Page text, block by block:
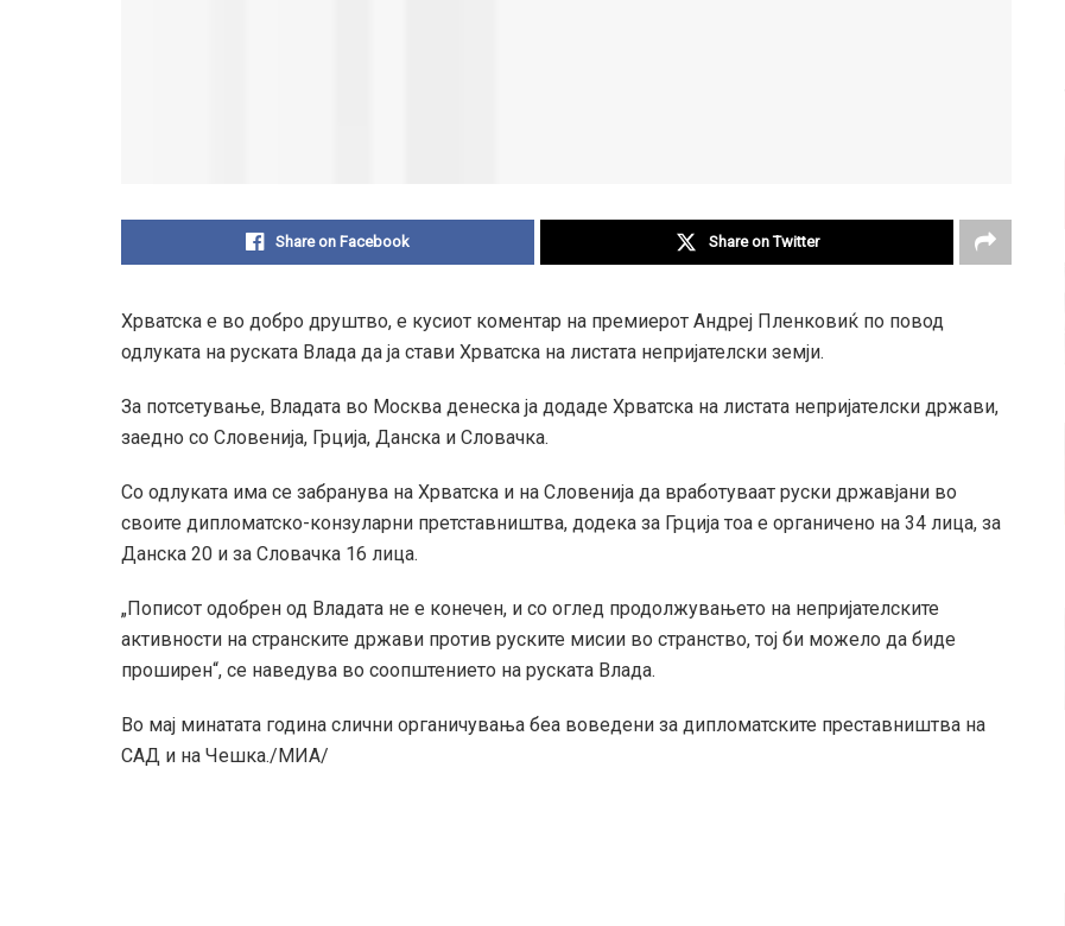
Share on Facebook Share on Twitter
Хрватска е во добро друштво, е кусиот коментар на премиерот Андреј Пленковиќ по повод
одлуката на руската Влада да ја стави Хрватска на листата непријателски земји.
За потсетување, Владата во Москва денеска ја додаде Хрватска на листата непријателски држави,
заедно со Словенија, Грција, Данска и Словачка.
Со одлуката има се забранува на Хрватска и на Словенија да вработуваат руски државјани во
своите дипломатско-конзуларни претставништва, додека за Грција тоа е органичено на 34 лица, за
Данска 20 и за Словачка 16 лица.
„Пописот одобрен од Владата не е конечен, и со оглед продолжувањето на непријателските
активности на странските држави против руските мисии во странство, тој би можело да биде
проширен“, се наведува во соопштението на руската Влада.
Во мај минатата година слични органичувања беа воведени за дипломатските преставништва на
САД и на Чешка./МИА/